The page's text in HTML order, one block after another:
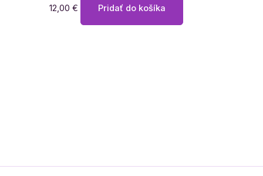
12,00 € Pridať do košíka